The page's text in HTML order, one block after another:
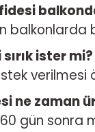
balkonlarda
ister mi?
verilmesi
ne zaman
gün sonra